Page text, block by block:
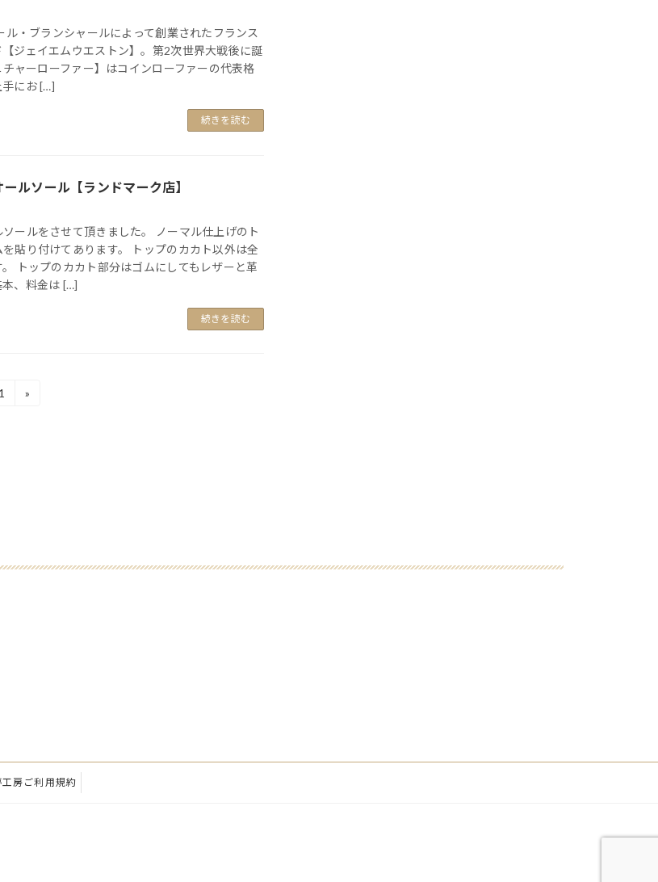
ル・ブランシャールによって創業されたフランス
ジェイエムウエストン】。第2次世界大戦後に誕
ャーローファー】はコインローファーの代表格
手にお […]
続きを読む
ルソール【ランドマーク店】
ールをさせて頂きました。 ノーマル仕上げのト
貼り付けてあります。 トップのカカト以外は全
トップのカカト部分はゴムにしてもレザーと革
、料金は […]
続きを読む
»
工房ご利用規約